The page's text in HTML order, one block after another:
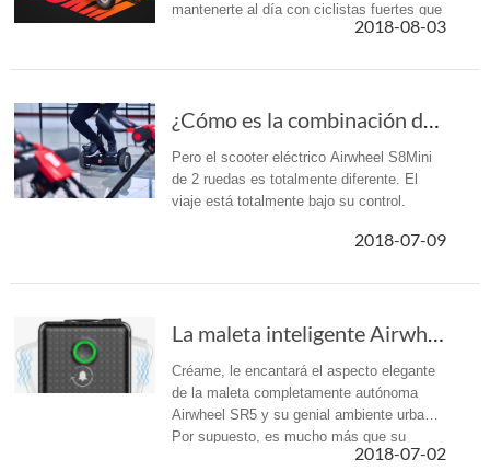
mantenerte al día con ciclistas fuertes que
de otro modo no podrías igualar. Para
2018-08-03
¿Cómo es la combinación de pintura y Airwheel S8Mini robot Scooter?
Pero el scooter eléctrico Airwheel S8Mini
de 2 ruedas es totalmente diferente. El
viaje está totalmente bajo su control.
2018-07-09
La maleta inteligente Airwheel SR5 se convier...
Créame, le encantará el aspecto elegante
de la maleta completamente autónoma
Airwheel SR5 y su genial ambiente urbano.
Por supuesto, es mucho más que su
diseño. La próxima vez que viaje, en lugar
2018-07-02